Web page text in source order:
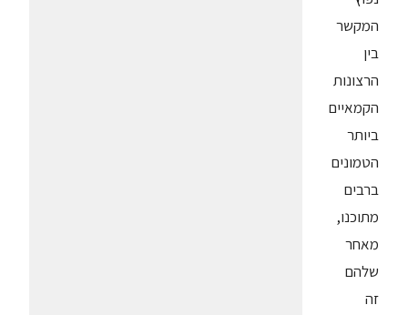
המקשר
בין
הרצונות
הקמאיים
ביותר
הטמונים
ברבים
מתוכנו,
מאחר
שלהם
זה